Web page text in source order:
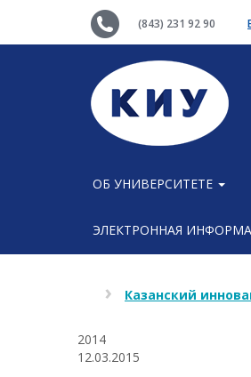
(843) 231 92 90
ОБ УНИВЕРСИТЕТЕ
ЭЛЕКТРОННАЯ
Казанский
2014
12.03.2015